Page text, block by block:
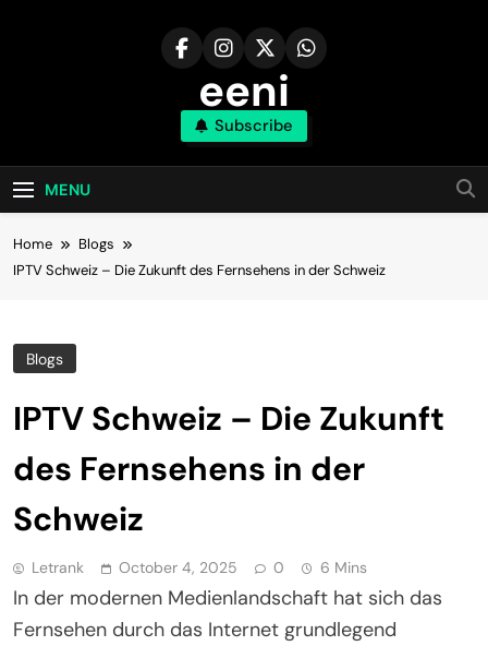
eeni
Subscribe
MENU
Home
Blogs
IPTV Schweiz – Die Zukunft des Fernsehens in der Schweiz
Blogs
IPTV Schweiz – Die Zukunft
des Fernsehens in der
Schweiz
Letrank October 4, 2025 0 6 Mins
In der modernen Medienlandschaft hat sich das
Fernsehen durch das Internet grundlegend